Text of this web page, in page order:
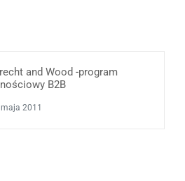
and Wood -program
B2B
2011